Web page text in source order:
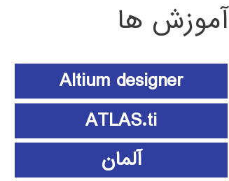
آموزش ها
Altium designer
ATLAS.ti
آلمان